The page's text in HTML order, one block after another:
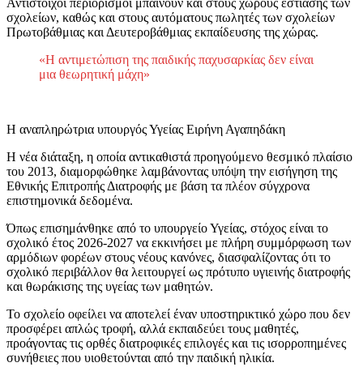
σχολείων, καθώς και στους αυτόματους πωλητές των σχολείων
Πρωτοβάθμιας και Δευτεροβάθμιας εκπαίδευσης της χώρας.
«Η αντιμετώπιση της παιδικής παχυσαρκίας δεν είναι
μια θεωρητική μάχη»
Η αναπληρώτρια υπουργός Υγείας Ειρήνη Αγαπηδάκη
Η νέα διάταξη, η οποία αντικαθιστά προηγούμενο θεσμικό πλαίσιο
του 2013, διαμορφώθηκε λαμβάνοντας υπόψη την εισήγηση της
Εθνικής Επιτροπής Διατροφής με βάση τα πλέον σύγχρονα
επιστημονικά δεδομένα.
Όπως επισημάνθηκε από το υπουργείο Υγείας, στόχος είναι το
σχολικό έτος 2026-2027 να εκκινήσει με πλήρη συμμόρφωση των
αρμόδιων φορέων στους νέους κανόνες, διασφαλίζοντας ότι το
σχολικό περιβάλλον θα λειτουργεί ως πρότυπο υγιεινής διατροφής
και θωράκισης της υγείας των μαθητών.
Το σχολείο οφείλει να αποτελεί έναν υποστηρικτικό χώρο που δεν
προσφέρει απλώς τροφή, αλλά εκπαιδεύει τους μαθητές,
προάγοντας τις ορθές διατροφικές επιλογές και τις ισορροπημένες
συνήθειες που υιοθετούνται από την παιδική ηλικία.